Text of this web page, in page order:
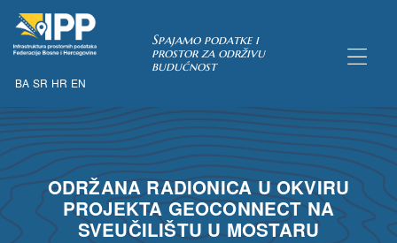
BA SR HR EN
Spajamo podatke i
prostor za održivu
budućnost
ODRŽANA RADIONICA U OKVIRU
PROJEKTA GEOCONNECT NA
SVEUČILIŠTU U MOSTARU